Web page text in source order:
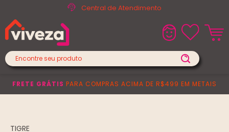
Central de Atendimento
FRETE GRÁTIS PARA COMPRAS ACIMA DE R$499 EM METAIS
TIGRE